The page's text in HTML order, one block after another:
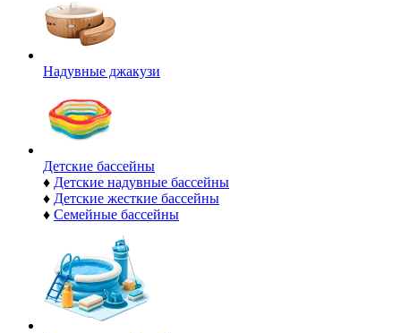
Надувные джакузи
Детские бассейны
♦ Детские надувные бассейны
♦ Детские жесткие бассейны
♦ Семейные бассейны